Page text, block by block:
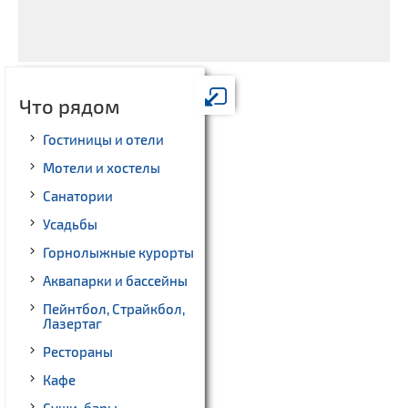
Что рядом
Гостиницы и отели
Мотели и хостелы
Санатории
Усадьбы
Горнолыжные курорты
Аквапарки и бассейны
Пейнтбол, Страйкбол,
Лазертаг
Рестораны
Кафе